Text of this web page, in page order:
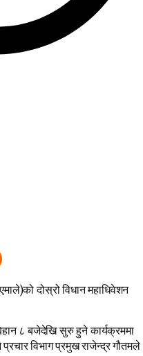
दोस्रो विधान महाधिवेशन
८ बजेदेखि सुरु हुने कार्यक्रममा
विभाग प्रमुख राजेन्द्र गौतमले